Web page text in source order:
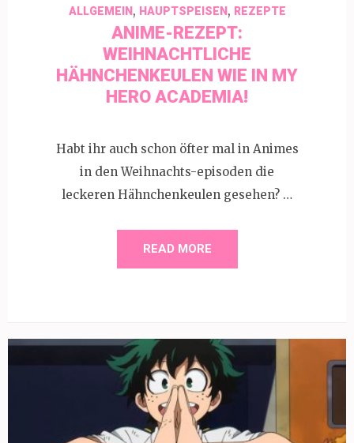
ALLGEMEIN, HAUPTSPEISEN, REZEPTE
ANIME-REZEPT:
WEIHNACHTLICHE
HÄHNCHENKEULEN WIE IN MY
HERO ACADEMIA!
Habt ihr auch schon öfter mal in Animes
in den Weihnachts-episoden die
leckeren Hähnchenkeulen gesehen? …
READ MORE